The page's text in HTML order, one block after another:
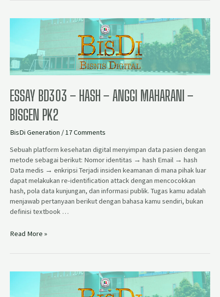
ESSAY BD303 – HASH – ANGGI MAHARANI –
BISGEN PK2
BisDi Generation /17 Comments
Sebuah platform kesehatan digital menyimpan data pasien dengan
metode sebagai berikut: Nomor identitas → hash Email → hash
Data medis → enkripsi Terjadi insiden keamanan di mana pihak luar
dapat melakukan re-identification attack dengan mencocokkan
hash, pola data kunjungan, dan informasi publik. Tugas kamu adalah
menjawab pertanyaan berikut dengan bahasa kamu sendiri, bukan
definisi textbook …
Read More »